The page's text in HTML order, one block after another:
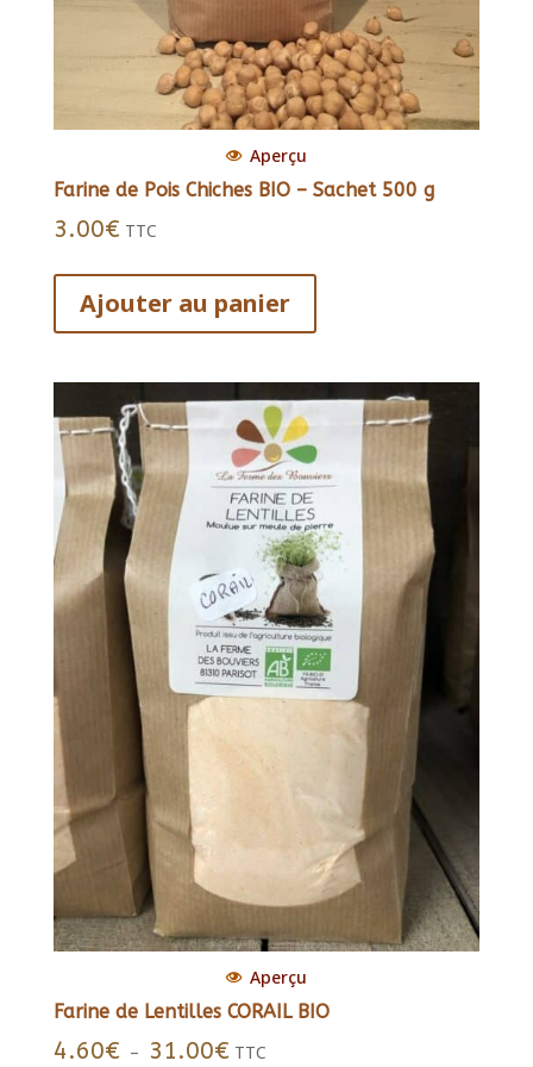
Aperçu
Farine de Pois Chiches BIO – Sachet 500 g
3.00€ TTC
Ajouter au panier
Aperçu
Farine de Lentilles CORAIL BIO
4.60€ – 31.00€Plage
TTC